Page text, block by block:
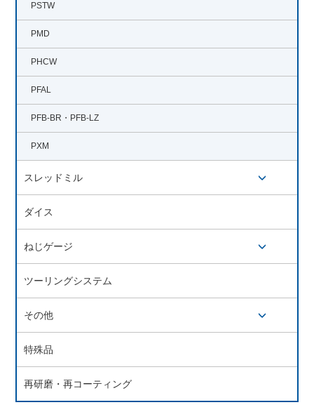
PSTW
PMD
PHCW
PFAL
PFB-BR・PFB-LZ
PXM
スレッドミル
ダイス
ねじゲージ
ツーリングシステム
その他
特殊品
再研磨・再コーティング